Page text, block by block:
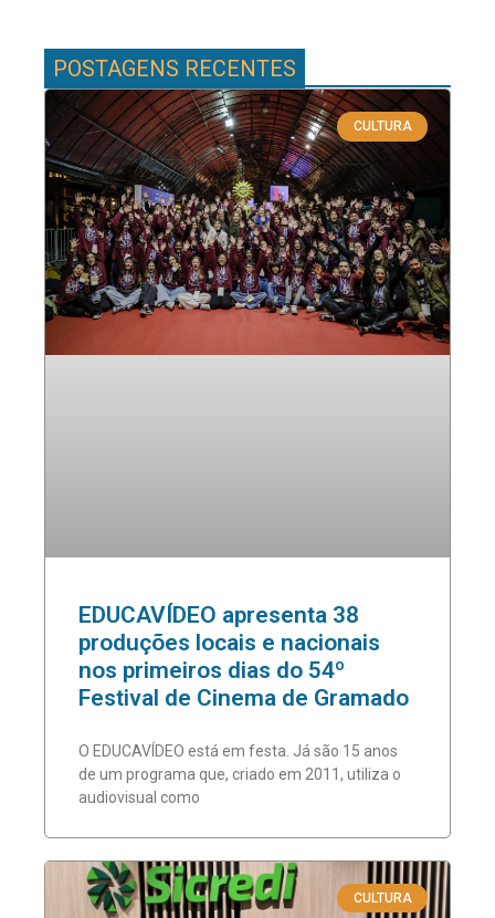
POSTAGENS RECENTES
CULTURA
EDUCAVÍDEO apresenta 38
produções locais e nacionais
nos primeiros dias do 54º
Festival de Cinema de Gramado
O EDUCAVÍDEO está em festa. Já são 15 anos
de um programa que, criado em 2011, utiliza o
audiovisual como
CULTURA